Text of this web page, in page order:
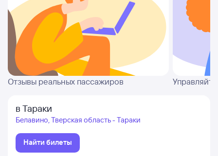
Отзывы реальных пассажиров
в Тараки
Белавино, Тверская область - Тараки
Найти билеты